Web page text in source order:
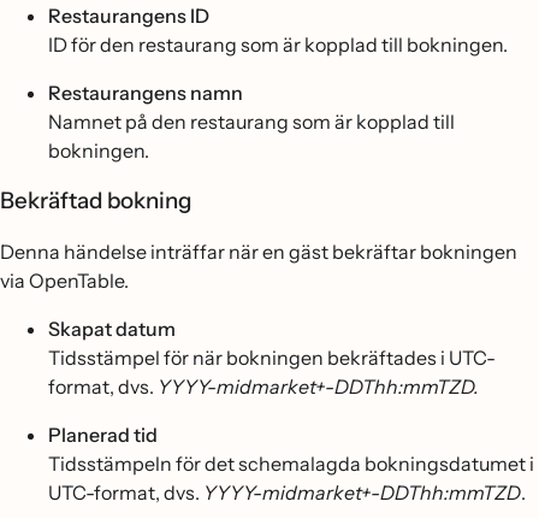
Restaurangens ID
ID för den restaurang som är kopplad till bokningen.
Restaurangens namn
Namnet på den restaurang som är kopplad till
bokningen.
Bekräftad bokning
Denna händelse inträffar när en gäst bekräftar bokningen
via OpenTable.
Skapat datum
Tidsstämpel för när bokningen bekräftades i UTC-
format, dvs. YYYY-midmarket+-DDThh:mmTZD.
Planerad tid
Tidsstämpeln för det schemalagda bokningsdatumet i
UTC-format, dvs. YYYY-midmarket+-DDThh:mmTZD.